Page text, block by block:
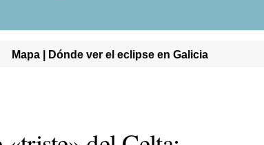
Mapa | Dónde ver el eclipse en Galicia